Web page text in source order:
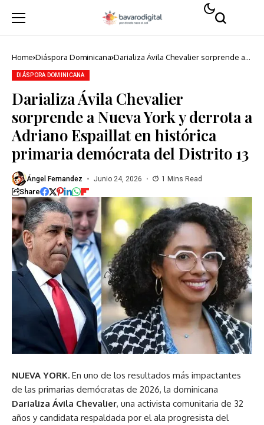
Home Diáspora Dominicana Darializa Ávila Chevalier sorprende a
DIÁSPORA DOMINICANA
Darializa Ávila Chevalier
sorprende a Nueva York y derrota a
Adriano Espaillat en histórica
primaria demócrata del Distrito 13
Ángel Fernandez Junio 24, 2026 1 Mins Read
Share
NUEVA YORK. En uno de los resultados más impactantes
de las primarias demócratas de 2026, la dominicana
Darializa Ávila Chevalier, una activista comunitaria de 32
años y candidata respaldada por el ala progresista del